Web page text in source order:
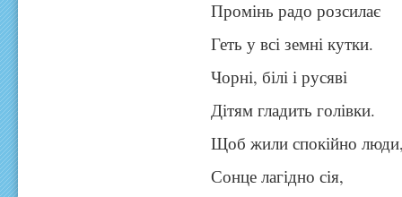
Промінь радо розсилає
Геть у всі земні кутки.
Чорні, білі і русяві
Дітям гладить голівки.
Щоб жили спокійно
Сонце лагідно сія,